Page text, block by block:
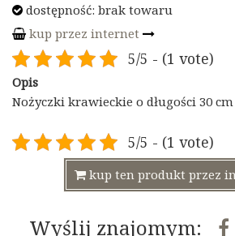
dostępność: brak towaru
kup przez internet
5/5 - (1 vote)
Opis
Nożyczki krawieckie o długości 30 cm
5/5 - (1 vote)
kup ten produkt przez
Wyślij znajomym: